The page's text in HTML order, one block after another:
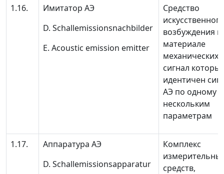
1.16.
Имитатор АЭ
D. Schallemissionsnachbilder
Е. Acoustic emission emitter
Средство
искусственного
возбуждения в
материале
механических
сигнал которых
идентичен
АЭ по одному
нескольким
параметрам
1.17.
Аппаратура АЭ
D. Schallemissionsapparatur
Комплекс
средств,